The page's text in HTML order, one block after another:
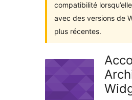
compatibilité
avec des versions de
plus récentes.